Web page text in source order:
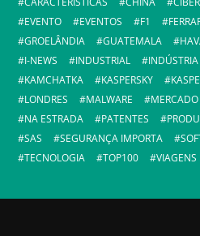
EVENTO
EVENTOS F1
GROELÂNDIA
GUATEMALA
I-NEWS
INDUSTRIAL
KAMCHATKA
KASPERSKY
LONDRES
MALWARE MERCADO
NA ESTRADA
PATENTES
SAS
SEGURANÇA IMPORTA
TECNOLOGIA
TOP100 VIAGENS